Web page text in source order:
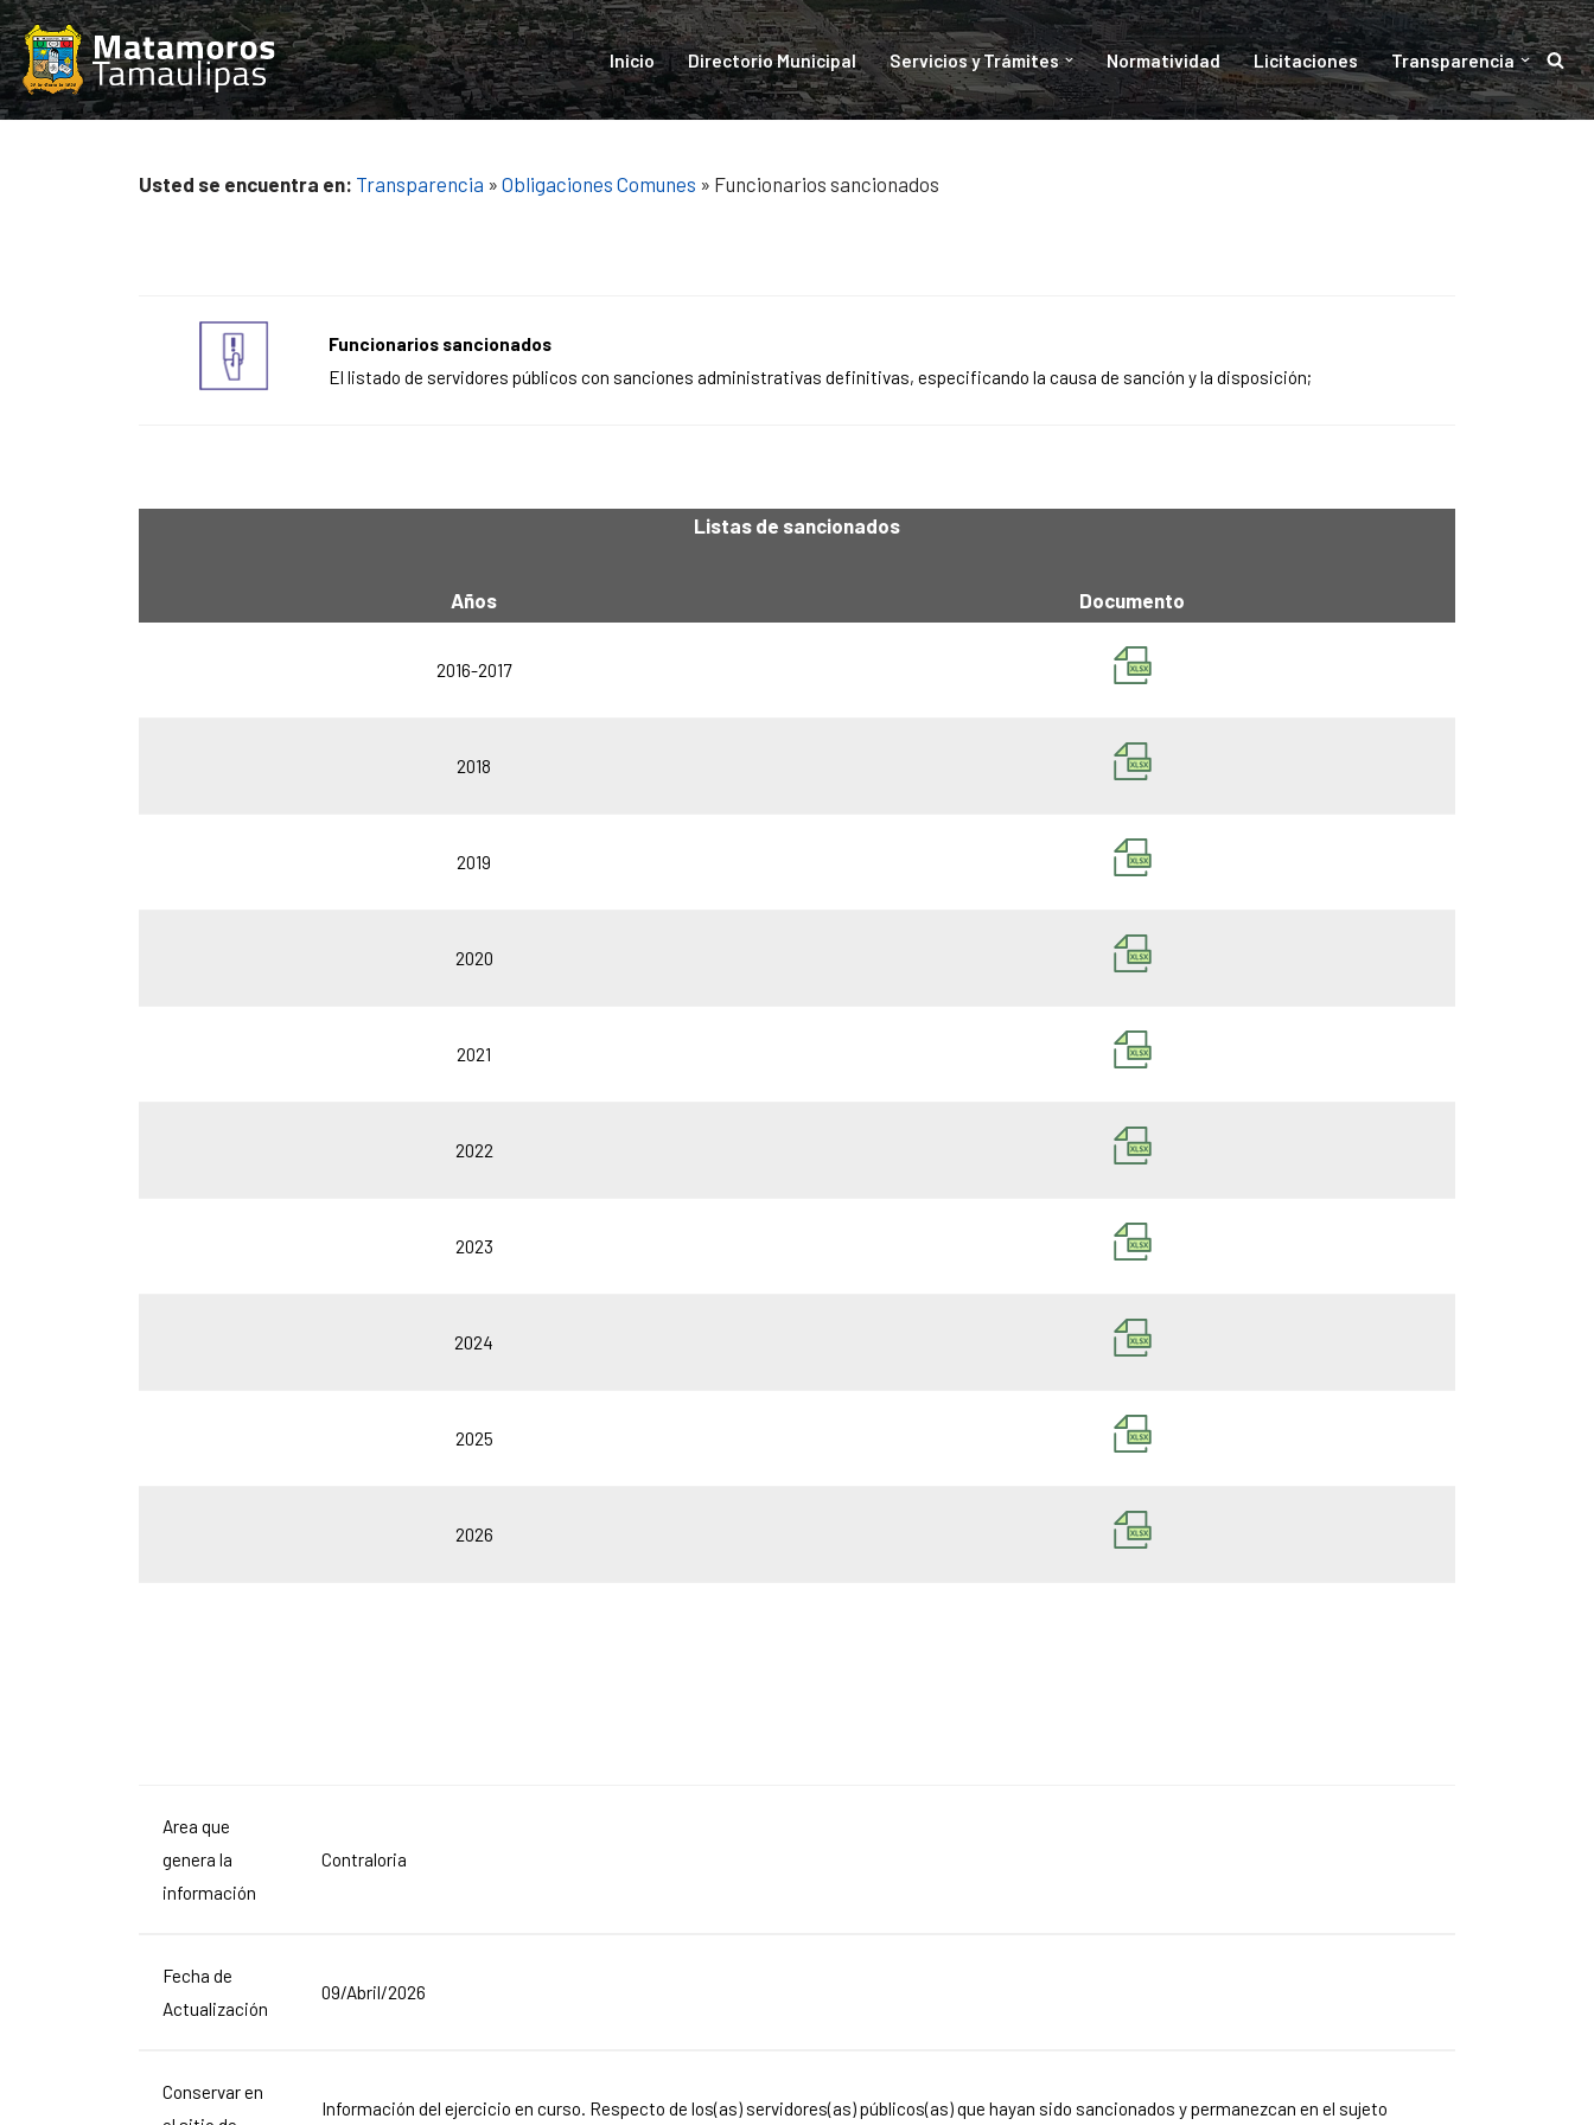
Saltar
al
Inicio Directorio Municipal Servicios y Trámites Normatividad Licitaciones Transparencia
Usted se encuentra en: Transparencia » Obligaciones Comunes » Funcionarios sancionados
Funcionarios sancionados
El listado de servidores públicos con sanciones administrativas definitivas, especificando la causa de sanción y la disposición;
Listas de sancionados
Años Documento
2016-2017
2018
2019
2020
2021
2022
2023
2024
2025
2026
Area que
genera la
información
Contraloria
Fecha de
Actualización
09/Abril/2026
Conservar en
Información del ejercicio en curso. Respecto de los(as) servidores(as) públicos(as) que hayan sido sancionados y permanezcan en el sujeto